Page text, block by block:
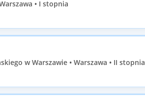
• I stopnia
w Warszawie • Warszawa • II stopnia